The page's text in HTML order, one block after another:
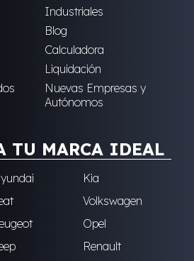
Industriales
Blog
Calculadora
Liquidación
Nuevas Empresas y
Autónomos
TU MARCA IDEAL
Kia
Volkswagen
Opel
Renault